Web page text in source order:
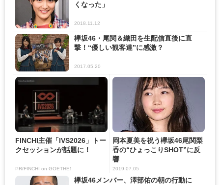
くなった」
2018.11.12
欅坂46・尾関＆織田を生配信直後に直
撃！“優しい観客達”に感激？
2017.05.20
FINCHI主催「IVS2026」トー
クセッションが話題に！
PR(FINCHI on GOETHE)
岡本夏美を祝う欅坂46尾関梨
香の“ひょっこりSHOT”に反
響
2019.07.05
欅坂46メンバー、澤部佑の朝の行動に